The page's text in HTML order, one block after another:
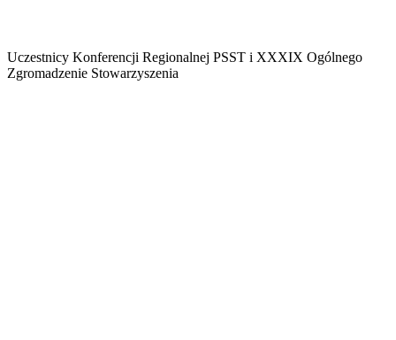
Uczestnicy Konferencji Regionalnej PSST i XXXIX Ogólnego
Zgromadzenie Stowarzyszenia